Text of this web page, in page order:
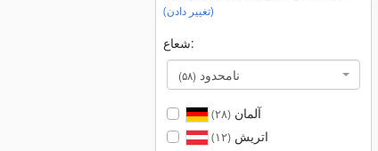
(تغییر دادن)
شعاع:
نامحدود (۵۸)
آلمان(۲۸)
اتریش(۱۲)